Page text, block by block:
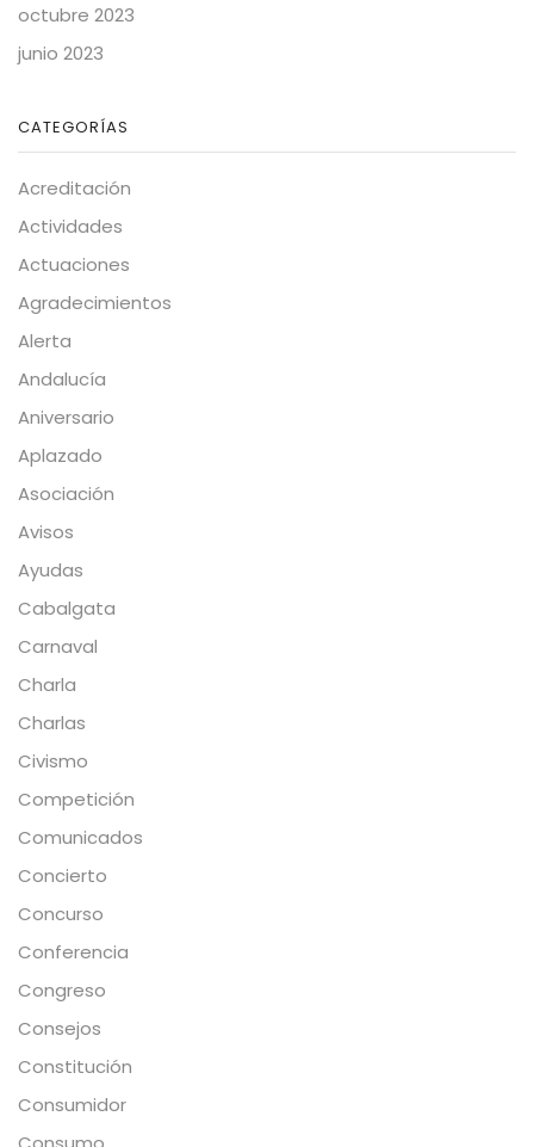
octubre 2023
junio 2023
CATEGORÍAS
Acreditación
Actividades
Actuaciones
Agradecimientos
Alerta
Andalucía
Aniversario
Aplazado
Asociación
Avisos
Ayudas
Cabalgata
Carnaval
Charla
Charlas
Civismo
Competición
Comunicados
Concierto
Concurso
Conferencia
Congreso
Consejos
Constitución
Consumidor